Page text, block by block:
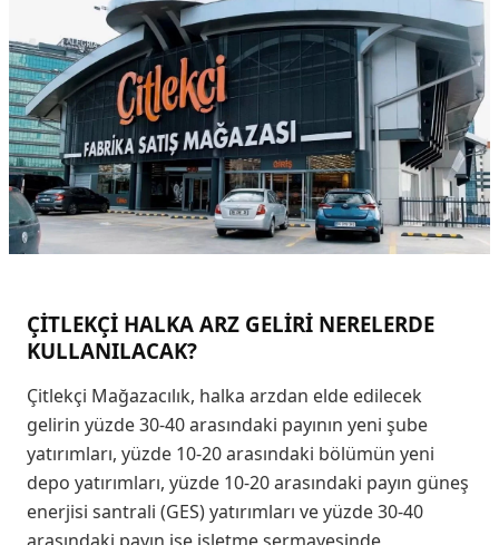
ÇİTLEKÇİ HALKA ARZ GELİRİ NERELERDE
KULLANILACAK?
Çitlekçi Mağazacılık, halka arzdan elde edilecek
gelirin yüzde 30-40 arasındaki payının yeni şube
yatırımları, yüzde 10-20 arasındaki bölümün yeni
depo yatırımları, yüzde 10-20 arasındaki payın güneş
enerjisi santrali (GES) yatırımları ve yüzde 30-40